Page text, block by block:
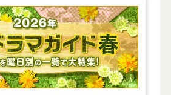
ドラマガイド